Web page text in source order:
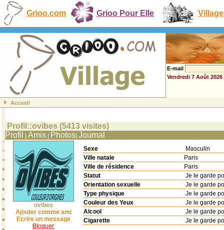
Grioo.com Grioo Pour Elle Village
E-mail
Vendredi 7 Août 2026
Accueil
Profil::ovibes (5413 visites)
Profil
Amis Photos Journal
ovibes
Ajouter comme ami
Ecrire un message
Bloquer
Sexe
Masculin
Ville natale
Paris
Ville de résidence
Paris
Statut
Je le garde
Orientation sexuelle
Je le garde
Type physique
Je le garde
Couleur des Yeux
Je le garde
Alcool
Je le garde
Cigarette
Je le garde